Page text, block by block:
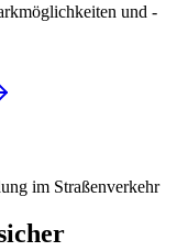
und -
im Straßenverkehr